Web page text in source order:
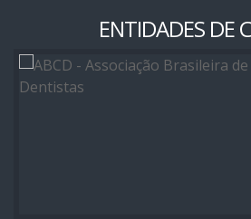
ENTIDADES DE